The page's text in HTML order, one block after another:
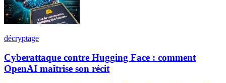
décryptage
Cyberattaque contre Hugging Face : comment
OpenAI maîtrise son récit